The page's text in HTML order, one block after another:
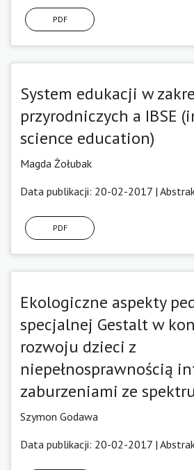
PDF
System edukacji w
przyrodniczych a IBSE
science education)
Magda Żołubak
Data publikacji: 20-02-2017 |
PDF
Ekologiczne aspekty
specjalnej Gestalt w
rozwoju dzieci z
niepełnosprawnością
zaburzeniami ze
Szymon Godawa
Data publikacji: 20-02-2017 |